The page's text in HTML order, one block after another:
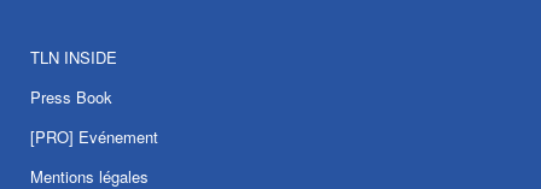
TLN INSIDE
Press Book
[PRO] Evénement
Mentions légales